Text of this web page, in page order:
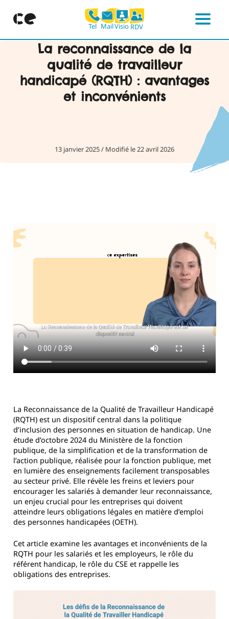
Tel MailVisio RDV
La reconnaissance de la
qualité de travailleur
handicapé (RQTH) : avantages
et inconvénients
13 janvier 2025/ Modifié le 22 avril 2026
La Reconnaissance de la Qualité de Travailleur Handicapé
(RQTH) est un dispositif central dans la politique
d’inclusion des personnes en situation de handicap. Une
étude d’octobre 2024 du Ministère de la fonction
publique, de la simplification et de la transformation de
l’action publique, réalisée pour la fonction publique, met
en lumière des enseignements facilement transposables
au secteur privé. Elle révèle les freins et leviers pour
encourager les salariés à demander leur reconnaissance,
un enjeu crucial pour les entreprises qui doivent
atteindre leurs obligations légales en matière d’emploi
des personnes handicapées (OETH).
Cet article examine les avantages et inconvénients de la
RQTH pour les salariés et les employeurs, le rôle du
référent handicap, le rôle du CSE et rappelle les
obligations des entreprises.